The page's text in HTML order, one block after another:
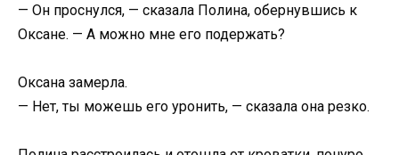
— Он проснулся, — сказала Полина, обернувшись к
Оксане. — А можно мне его подержать?
Оксана замерла.
— Нет, ты можешь его уронить, — сказала она резко.